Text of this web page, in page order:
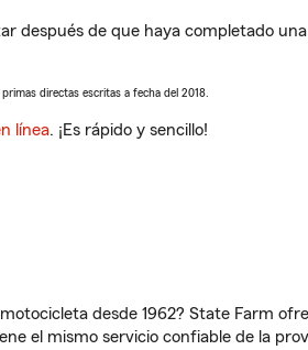
después de que haya completado
directas escritas a fecha del 2018.
línea. ¡Es rápido y sencillo!
desde 1962? State Farm
el mismo servicio confiable de la